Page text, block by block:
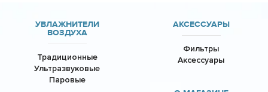
УВЛАЖНИТЕЛИ
ВОЗДУХА
Традиционные
Ультразвуковые
Паровые
АКСЕССУАРЫ
Фильтры
Аксессуары